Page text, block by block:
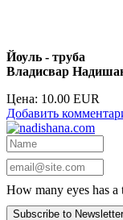
Йоуль - труба
Владисвар
Цена: 10.00 EUR
Добавить
How many eyes has a